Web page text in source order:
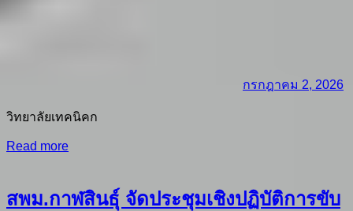
กรกฎาคม 2, 2026
วิทยาลัยเทคนิคก
Read more
สพม.กาฬสินธุ์ จัดประชุมเชิงปฏิบัติการขับ